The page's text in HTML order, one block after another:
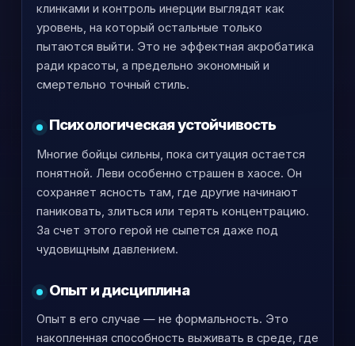
клинками и контроль инерции выглядят как
уровень, на который остальные только
пытаются выйти. Это не эффектная акробатика
ради красоты, а предельно экономный и
смертельно точный стиль.
Психологическая устойчивость
Многие бойцы сильны, пока ситуация остается
понятной. Леви особенно страшен в хаосе. Он
сохраняет ясность там, где другие начинают
паниковать, злиться или терять концентрацию.
За счет этого герой не сыпется даже под
чудовищным давлением.
Опыт и дисциплина
Опыт в его случае — не формальность. Это
накопленная способность выживать в среде, где